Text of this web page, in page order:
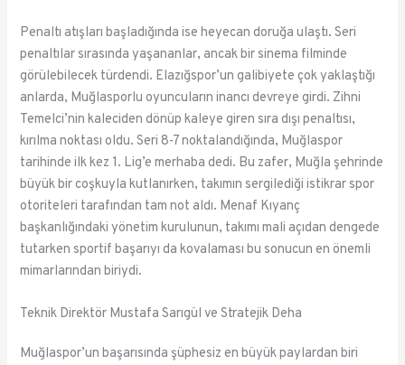
Penaltı atışları başladığında ise heyecan doruğa ulaştı. Seri
penaltılar sırasında yaşananlar, ancak bir sinema filminde
görülebilecek türdendi. Elazığspor’un galibiyete çok yaklaştığı
anlarda, Muğlasporlu oyuncuların inancı devreye girdi. Zihni
Temelci’nin kaleciden dönüp kaleye giren sıra dışı penaltısı,
kırılma noktası oldu. Seri 8-7 noktalandığında, Muğlaspor
tarihinde ilk kez 1. Lig’e merhaba dedi. Bu zafer, Muğla şehrinde
büyük bir coşkuyla kutlanırken, takımın sergilediği istikrar spor
otoriteleri tarafından tam not aldı. Menaf Kıyanç
başkanlığındaki yönetim kurulunun, takımı mali açıdan dengede
tutarken sportif başarıyı da kovalaması bu sonucun en önemli
mimarlarından biriydi.
Teknik Direktör Mustafa Sarıgül ve Stratejik Deha
Muğlaspor’un başarısında şüphesiz en büyük paylardan biri